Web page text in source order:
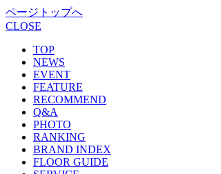
ページトップへ
CLOSE
TOP
NEWS
EVENT
FEATURE
RECOMMEND
Q&A
PHOTO
RANKING
BRAND INDEX
FLOOR GUIDE